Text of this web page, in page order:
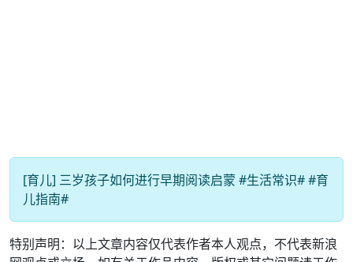
[育儿] 三岁孩子如何进行早期阅读启蒙 #生活常识# #育
儿指南#
特别声明：以上文章内容仅代表作者本人观点，不代表新浪